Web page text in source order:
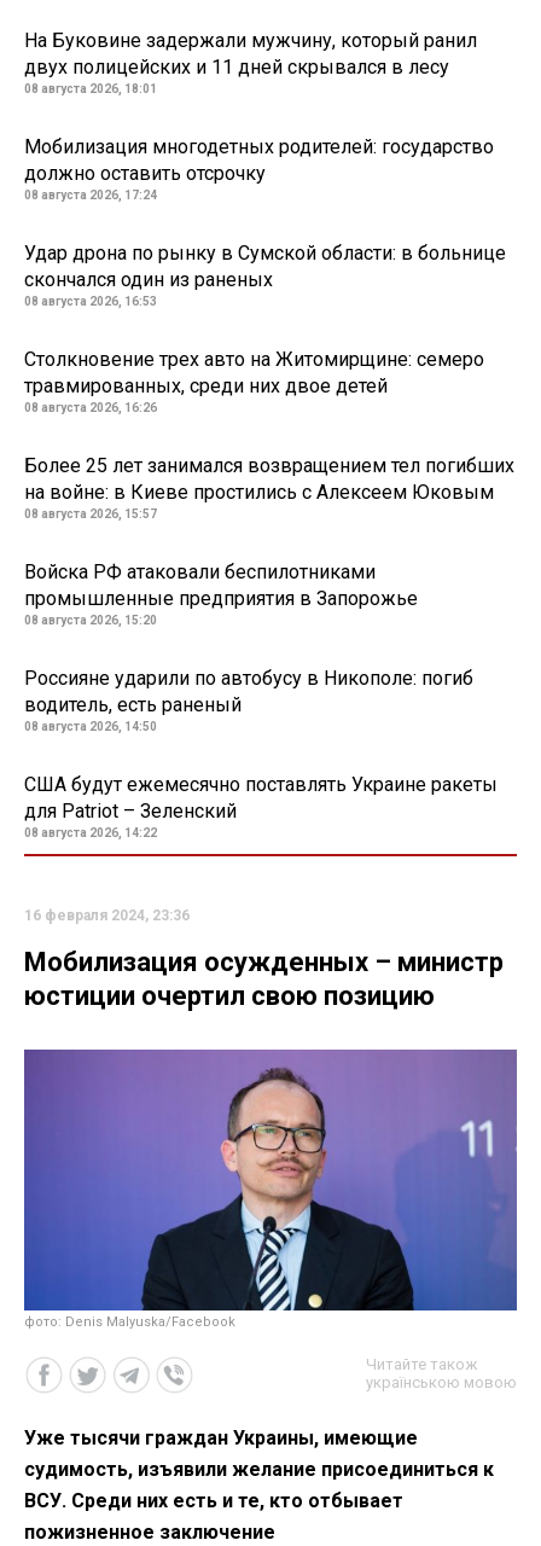
На Буковине задержали мужчину, который ранил
двух полицейских и 11 дней скрывался в лесу
08 августа 2026, 18:01
Мобилизация многодетных родителей: государство
должно оставить отсрочку
08 августа 2026, 17:24
Удар дрона по рынку в Сумской области: в больнице
скончался один из раненых
08 августа 2026, 16:53
Столкновение трех авто на Житомирщине: семеро
травмированных, среди них двое детей
08 августа 2026, 16:26
Более 25 лет занимался возвращением тел погибших
на войне: в Киеве простились с Алексеем Юковым
08 августа 2026, 15:57
Войска РФ атаковали беспилотниками
промышленные предприятия в Запорожье
08 августа 2026, 15:20
Россияне ударили по автобусу в Никополе: погиб
водитель, есть раненый
08 августа 2026, 14:50
США будут ежемесячно поставлять Украине ракеты
для Patriot – Зеленский
08 августа 2026, 14:22
16 февраля 2024, 23:36
Мобилизация осужденных – министр
юстиции очертил свою позицию
фото: Denis Malyuska/Facebook
Читайте також
українською мовою
Уже тысячи граждан Украины, имеющие
судимость, изъявили желание присоединиться к
ВСУ. Среди них есть и те, кто отбывает
пожизненное заключение